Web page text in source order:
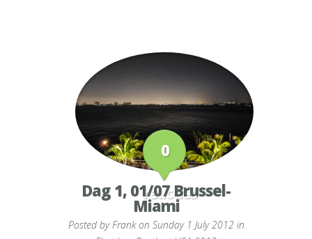
0
reacties
Dag 1, 01/07 Brussel-
Miami
Posted byFrankon Sunday 1 July 2012 in